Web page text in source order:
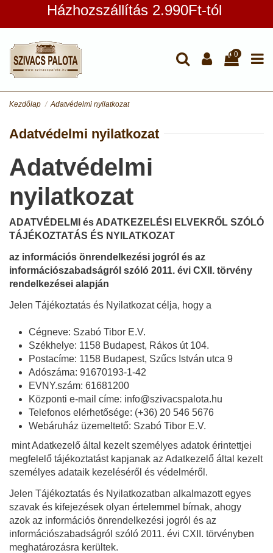
Házhozszállítás 2.990Ft-tól
0
Kezdőlap Adatvédelmi nyilatkozat
Adatvédelmi nyilatkozat
Adatvédelmi
nyilatkozat
ADATVÉDELMI és ADATKEZELÉSI ELVEKRŐL SZÓLÓ
TÁJÉKOZTATÁS ÉS NYILATKOZAT
az információs önrendelkezési jogról és az
információszabadságról szóló 2011. évi CXII. törvény
rendelkezései alapján
Jelen Tájékoztatás és Nyilatkozat célja, hogy a
Cégneve: Szabó Tibor E.V.
Székhelye: 1158 Budapest, Rákos út 104.
Postacíme: 1158 Budapest, Szűcs István utca 9
Adószáma: 91670193-1-42
EVNY.szám: 61681200
Központi e-mail címe: info@szivacspalota.hu
Telefonos elérhetősége: (+36) 20 546 5676
Webáruház üzemeltető: Szabó Tibor E.V.
mint Adatkezelő által kezelt személyes adatok érintettjei
megfelelő tájékoztatást kapjanak az Adatkezelő által kezelt
személyes adataik kezeléséről és védelméről.
Jelen Tájékoztatás és Nyilatkozatban alkalmazott egyes
szavak és kifejezések olyan értelemmel bírnak, ahogy
azok az információs önrendelkezési jogról és az
információszabadságról szóló 2011. évi CXII. törvényben
meghatározásra kerültek.